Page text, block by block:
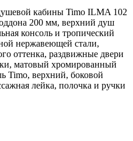
кабины Timo ILMA 102
200 мм, верхний душ
консоль и тропический
нержавеющей стали,
оттенка, раздвижные двери
матовый хромированный
Timo, верхний, боковой
лейка, полочка и ручки